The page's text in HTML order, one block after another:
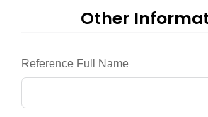
Other
Reference Full Name